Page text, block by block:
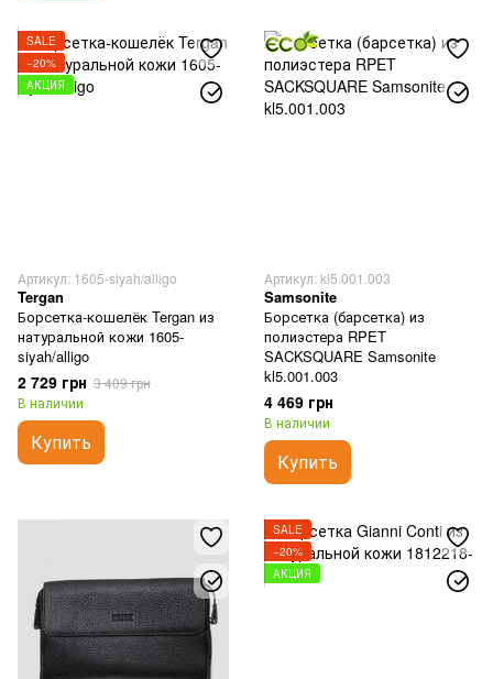
SALE
−20%
АКЦИЯ
Артикул: 1605-siyah/alligo
Tergan
Борсетка-кошелёк Tergan из
натуральной кожи 1605-
siyah/alligo
2 729 грн 3 409 грн
В наличии
Купить
Артикул: kl5.001.003
Samsonite
Борсетка (барсетка) из
полиэстера RPET
SACKSQUARE Samsonite
kl5.001.003
4 469 грн
В наличии
Купить
SALE
−20%
АКЦИЯ